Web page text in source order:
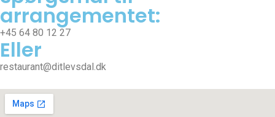
arrangementet:
+45 64 80 12 27
Eller
restaurant@ditlevsdal.dk